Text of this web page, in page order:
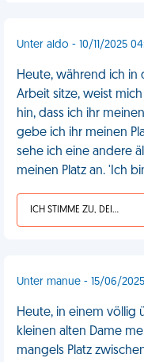
Unter aldo - 10/11/2025
Heute, während ich in
Arbeit sitze, weist
hin, dass ich ihr
gebe ich ihr meinen
sehe ich eine andere
meinen Platz an. 'Ich
ICH STIMME ZU, DEIN LEBEN IST SCHEISSE
Unter manue - 15/06/
Heute, in einem völlig
kleinen alten Dame
mangels Platz